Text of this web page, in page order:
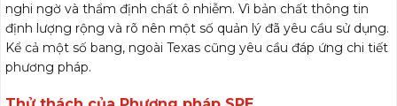
nghi ngờ và thẩm định chất ô nhiễm. Vì bản chất thông tin
định lượng rộng và rõ nên một số quản lý đã yêu cầu sử dụng.
Kể cả một số bang, ngoài Texas cũng yêu cầu đáp ứng chi tiết
phương pháp.